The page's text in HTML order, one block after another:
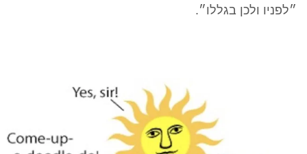
״לפניו ולכן בגללו״.